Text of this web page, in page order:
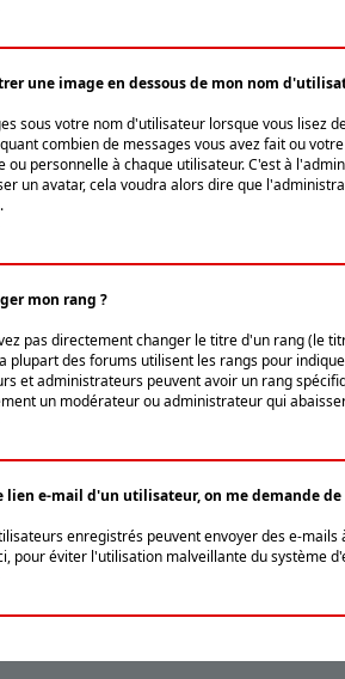
une image en dessous de mon nom
sous votre nom d'utilisateur lorsque vous lisez
combien de messages vous avez fait ou
ou personnelle à chaque utilisateur. C'est à
un avatar, cela voudra alors dire que
mon rang ?
pas directement changer le titre d'un rang (le
plupart des forums utilisent les rangs pour
et administrateurs peuvent avoir un rang
un modérateur ou administrateur qui
lien e-mail d'un utilisateur, on me demande de
enregistrés peuvent envoyer des e-
pour éviter l'utilisation malveillante du système